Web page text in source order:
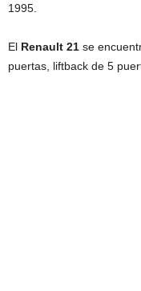
1995.
El Renault 21 se
puertas, liftback de 5